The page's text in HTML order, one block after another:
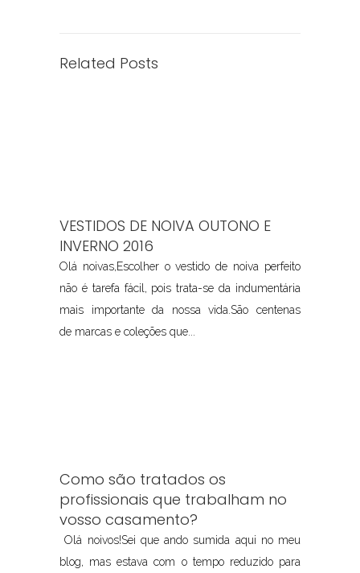
Related Posts
VESTIDOS DE NOIVA OUTONO E
INVERNO 2016
Olá noivas,Escolher o vestido de noiva perfeito
não é tarefa fácil, pois trata-se da indumentária
mais importante da nossa vida.São centenas
de marcas e coleções que...
Como são tratados os
profissionais que trabalham no
vosso casamento?
Olá noivos!Sei que ando sumida aqui no meu
blog, mas estava com o tempo reduzido para